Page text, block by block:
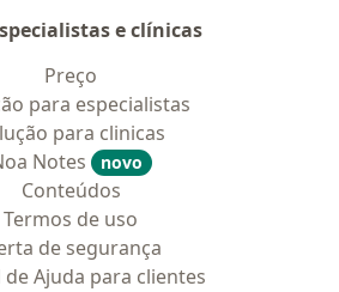
e clínicas
Preço
para especialistas
para clinicas
Notes
novo
Conteúdos
Termos de uso
de segurança
de Ajuda para clientes